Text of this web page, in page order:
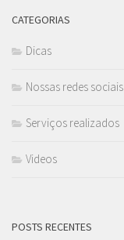
CATEGORIAS
Dicas
Nossas redes sociais
Serviços realizados
Videos
POSTS RECENTES